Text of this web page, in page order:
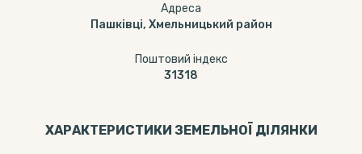
Адреса
Пашківці, Хмельницький район
Поштовий індекс
31318
ХАРАКТЕРИСТИКИ ЗЕМЕЛЬНОЇ ДІЛЯНКИ